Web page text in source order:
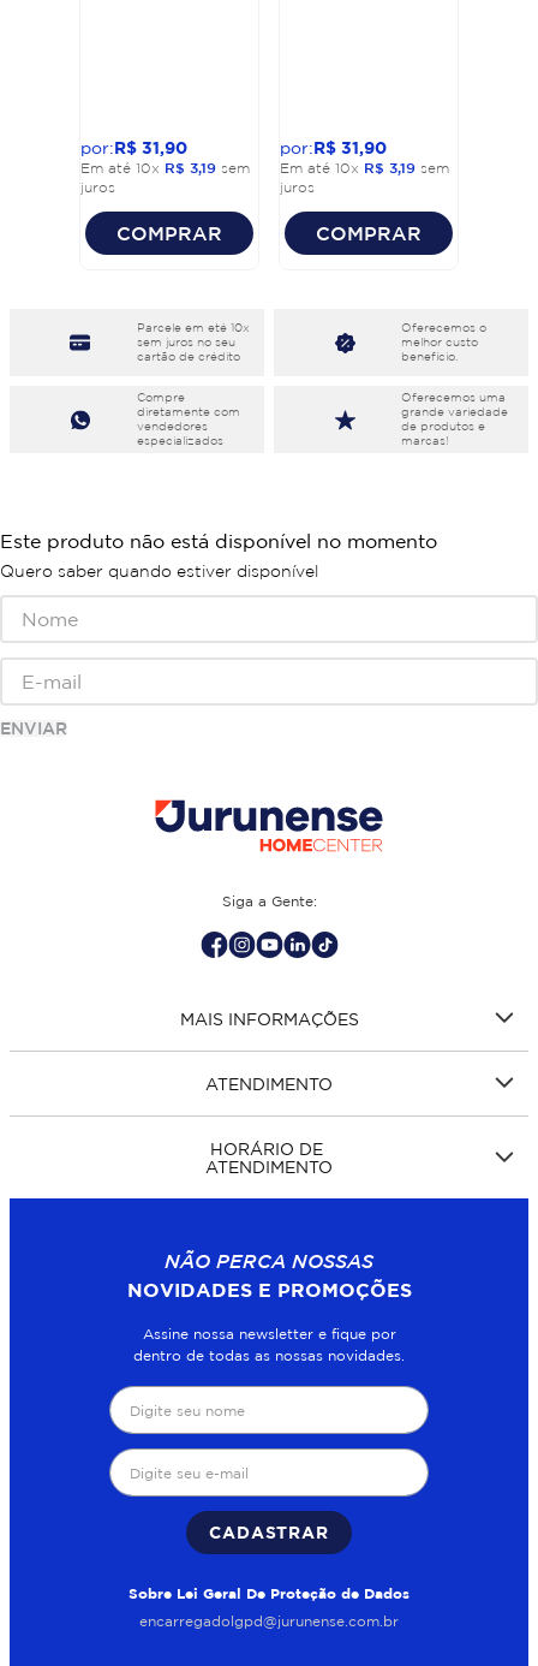
R$ 31,90
Em até 10x R$ 3,19 sem
juros
COMPRAR
R$ 31,90
Em até 10x R$ 3,19 sem
juros
COMPRAR
Parcele em eté 10x
sem juros no seu
cartão de crédito
Oferecemos o
melhor custo
benefício.
Compre
diretamente com
vendedores
especializados
Oferecemos uma
grande variedade
de produtos e
marcas!
Este produto não está disponível no momento
Quero saber quando estiver disponível
ENVIAR
Siga a Gente:
MAIS INFORMAÇÕES
ATENDIMENTO
HORÁRIO DE
ATENDIMENTO
NÃO PERCA NOSSAS
NOVIDADES E PROMOÇÕES
Assine nossa newsletter e fique por
dentro de todas as nossas novidades.
CADASTRAR
Sobre Lei Geral De Proteção de Dados
encarregadolgpd@jurunense.com.br